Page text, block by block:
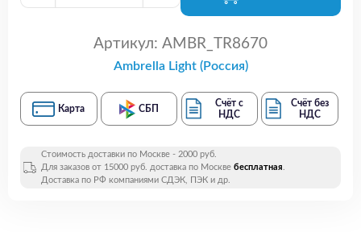
Артикул: AMBR_TR8670
Ambrella Light (Россия)
Карта СБП
Счёт с
НДС
Счёт без
НДС
Стоимость доставки по Москве - 2000 руб.
Для заказов от 15000 руб. доставка по Москве бесплатная.
Доставка по РФ компаниями СДЭК, ПЭК и др.